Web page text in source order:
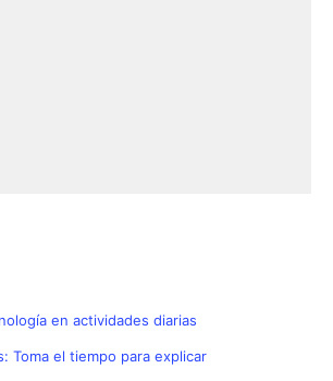
en actividades diarias
Toma el tiempo para explicar